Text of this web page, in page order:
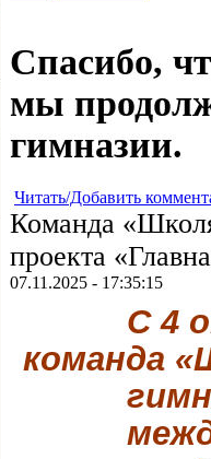
Спасибо,
мы
гимназии.
Читать/Добавить
Команда
проекта
07.11.2025 - 17:35:15
С 4
команда